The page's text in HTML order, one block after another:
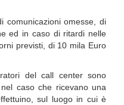
comunicazioni omesse, di
ed in caso di ritardi nelle
previsti, di 10 mila Euro
del call center sono
caso che ricevano una
sul luogo in cui è